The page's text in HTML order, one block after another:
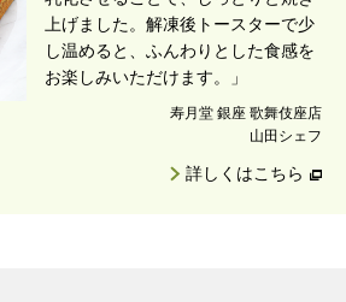
上げました。解凍後トースターで少
し温めると、ふんわりとした食感を
お楽しみいただけます。」
寿月堂 銀座 歌舞伎座店
山田シェフ
詳しくはこちら